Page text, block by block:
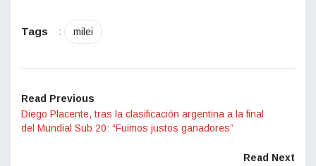
Tags : milei
Read Previous
Diego Placente, tras la clasificación argentina a la final
del Mundial Sub 20: “Fuimos justos ganadores”
Read Next